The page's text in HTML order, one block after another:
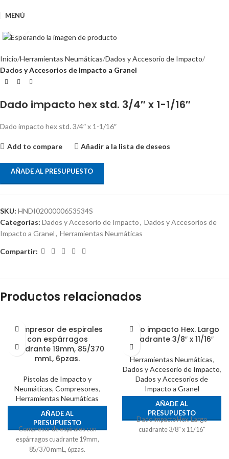
MENÚ
Inicio Herramientas Neumáticas Dados y Accesorio de Impacto
Dados y Accesorios de Impacto a Granel
Dado impacto hex std. 3/4″ x 1-1/16″
Dado impacto hex std. 3/4″ x 1-1/16″
Add to compare Añadir a la lista de deseos
AÑADE AL PRESUPUESTO
SKU: HNDI0200000653534S
Categorías: Dados y Accesorio de Impacto, Dados y Accesorios de
Impacto a Granel, Herramientas Neumáticas
Compartir:
Productos relacionados
Compresor de espirales
con espárragos
cuadrante 19mm, 85/370
mmL, 6pzas.
Pistolas de Impacto y
Neumáticas, Compresores,
Herramientas Neumáticas
AÑADE AL
PRESUPUESTO
Compresor de espirales con
espárragos cuadrante 19mm,
85/370 mmL, 6pzas.
Dado impacto Hex. Largo
cuadrante 3/8″ x 11/16″
Herramientas Neumáticas,
Dados y Accesorio de Impacto,
Dados y Accesorios de
Impacto a Granel
AÑADE AL
PRESUPUESTO
Dado impacto Hex. Largo
cuadrante 3/8" x 11/16"